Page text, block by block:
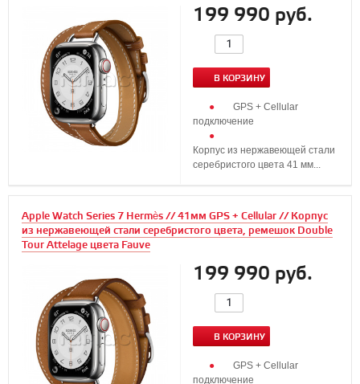
199 990 руб.
В КОРЗИНУ
GPS + Cellular
подключение
Корпус из нержавеющей стали
серебристого цвета 41 мм...
Apple Watch Series 7 Hermès // 41мм GPS + Cellular // Корпус
из нержавеющей стали серебристого цвета, ремешок Double
Tour Attelage цвета Fauve
199 990 руб.
В КОРЗИНУ
GPS + Cellular
подключение